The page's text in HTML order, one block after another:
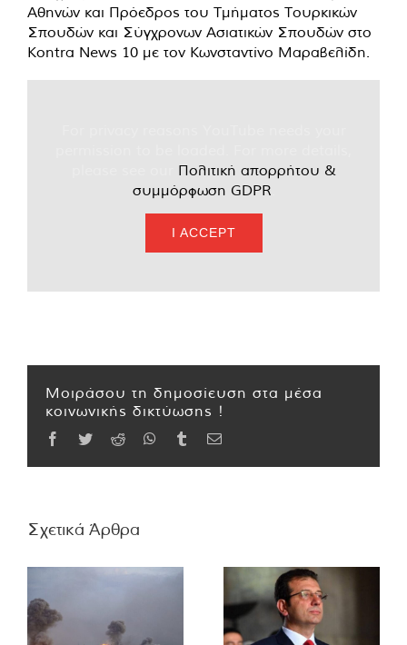
Αθηνών και Πρόεδρος του Τμήματος Τουρκικών
Σπουδών και Σύγχρονων Ασιατικών Σπουδών στo
Kontra News 10 με τον Κωνσταντίνο Μαραβελίδη.
Πολιτική απορρήτου &
συμμόρφωση GDPR
I ACCEPT
Μοιράσου τη δημοσίευση στα μέσα
κοινωνικής δικτύωσης !
Facebook
TwitterReddit WhatsApp
TumblrEmail
Σχετικά Άρθρα